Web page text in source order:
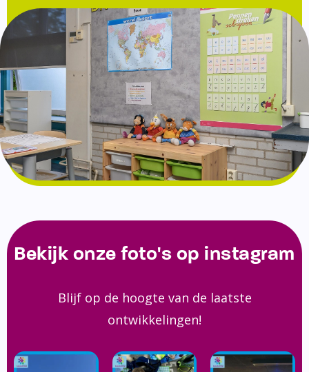
Bekijk onze foto's op instagram
Blijf op de hoogte van de laatste
ontwikkelingen!